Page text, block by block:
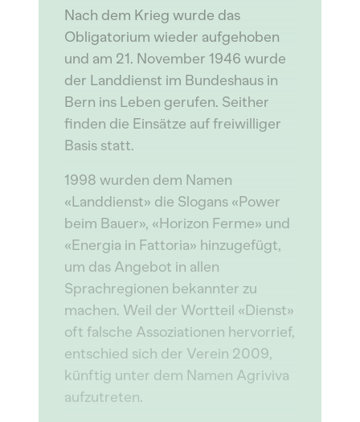
Nach dem Krieg wurde das
Obligatorium wieder aufgehoben
und am 21. November 1946 wurde
der Landdienst im Bundeshaus in
Bern ins Leben gerufen. Seither
finden die Einsätze auf freiwilliger
Basis statt.
1998 wurden dem Namen
«Landdienst» die Slogans «Power
beim Bauer», «Horizon Ferme» und
«Energia in Fattoria» hinzugefügt,
um das Angebot in allen
Sprachregionen bekannter zu
machen. Weil der Wortteil «Dienst»
oft falsche Assoziationen hervorrief,
entschied sich der Verein 2009,
künftig unter dem Namen Agriviva
aufzutreten.